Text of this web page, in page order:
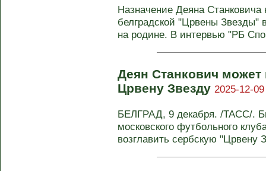
Назначение Деяна Станковича
белградской "Црвены Звезды"
на родине. В интервью "РБ
Деян Станкович может
Црвену Звезду 2025-12-
БЕЛГРАД, 9 декабря. /ТАСС/.
московского футбольного
возглавить сербскую "Црвену